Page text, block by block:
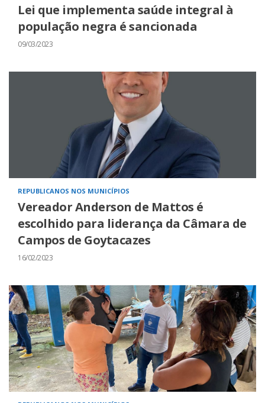
Lei que implementa saúde integral à
população negra é sancionada
09/03/2023
REPUBLICANOS NOS MUNICÍPIOS
Vereador Anderson de Mattos é
escolhido para liderança da Câmara de
Campos de Goytacazes
16/02/2023